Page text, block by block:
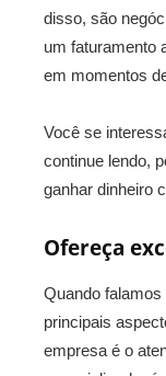
disso, são
um faturamento
em momentos
Você se
continue lendo,
ganhar dinheiro
Ofereça
Quando
principais
empresa é o